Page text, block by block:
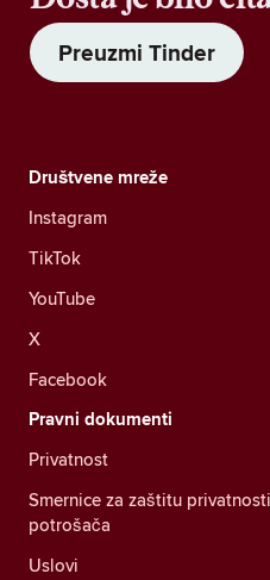
Preuzmi Tinder
Društvene mreže
Instagram
TikTok
YouTube
X
Facebook
Pravni dokumenti
Privatnost
Smernice za zaštitu
potrošača
Uslovi